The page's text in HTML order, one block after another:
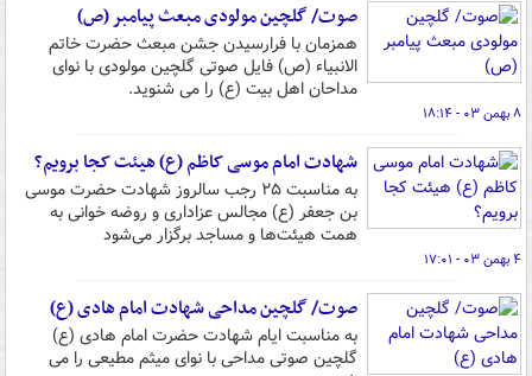
صوت/ گلچین مولودی مبعث پیامبر (ص)
همزمان با فرارسیدن جشن مبعث حضرت خاتم
الانبیاء (ص) فایل صوتی گلچین مولودی با نوای
مداحان اهل بیت (ع) را می شنوید.
۸ بهمن ۰۳ - ۱۸:۱۴
شهادت امام موسی کاظم (ع) هیئت کجا برویم؟
به مناسبت ۲۵ رجب سالروز شهادت حضرت موسی
بن جعفر (ع) مجالس عزاداری و روضه خوانی به
همت هیئت‌ها و مساجد برگزار می‌شود
۴ بهمن ۰۳ - ۱۷:۰۱
صوت/ گلچین مداحی شهادت امام‌ هادی (ع)
به مناسبت ایام شهادت حضرت امام هادی (ع)
گلچین صوتی مداحی با نوای میثم مطیعی را می